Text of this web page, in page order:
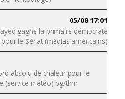
05/08 17:01
gagne la primaire démocrate
le Sénat (médias américains)
absolu de chaleur pour le
(service météo) bg/thm